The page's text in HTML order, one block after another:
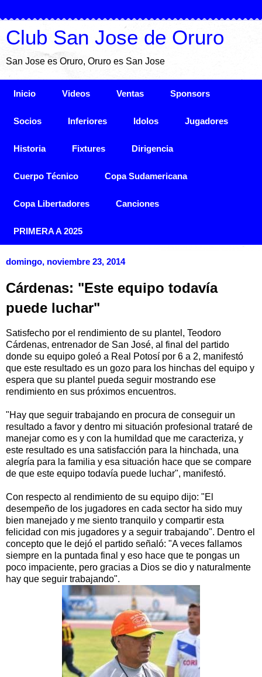
Club San Jose de Oruro
San Jose es Oruro, Oruro es San Jose
Inicio Videos Ventas Sponsors
Socios Inferiores Idolos Jugadores
Historia Fixtures Dirigencia
Cuerpo Técnico Copa Sudamericana
Copa Libertadores Canciones
PRIMERA A 2025
domingo, noviembre 23, 2014
Cárdenas: "Este equipo todavía
puede luchar"
Satisfecho por el rendimiento de su plantel, Teodoro
Cárdenas, entrenador de San José, al final del partido
donde su equipo goleó a Real Potosí por 6 a 2, manifestó
que este resultado es un gozo para los hinchas del equipo y
espera que su plantel pueda seguir mostrando ese
rendimiento en sus próximos encuentros.
"Hay que seguir trabajando en procura de conseguir un
resultado a favor y dentro mi situación profesional trataré de
manejar como es y con la humildad que me caracteriza, y
este resultado es una satisfacción para la hinchada, una
alegría para la familia y esa situación hace que se compare
de que este equipo todavía puede luchar", manifestó.
Con respecto al rendimiento de su equipo dijo: "El
desempeño de los jugadores en cada sector ha sido muy
bien manejado y me siento tranquilo y compartir esta
felicidad con mis jugadores y a seguir trabajando". Dentro el
concepto que le dejó el partido señaló: "A veces fallamos
siempre en la puntada final y eso hace que te pongas un
poco impaciente, pero gracias a Dios se dio y naturalmente
hay que seguir trabajando".